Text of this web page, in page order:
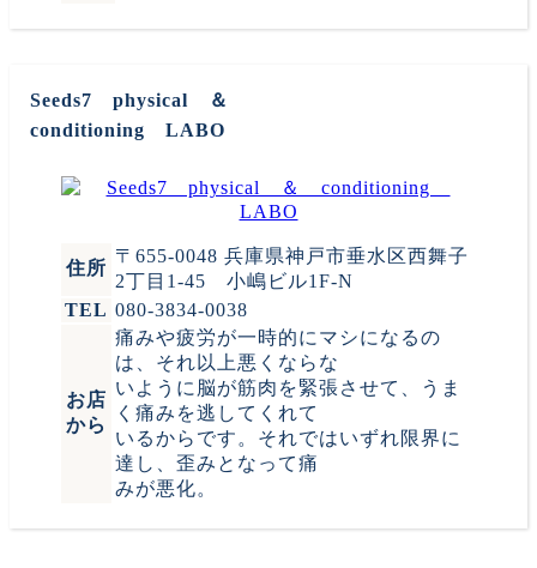
Seeds7 physical ＆
conditioning LABO
住所
〒655-0048 兵庫県神戸市垂水区西舞子
2丁目1-45 小嶋ビル1F-N
TEL 080-3834-0038
お店
から
痛みや疲労が一時的にマシになるの
は、それ以上悪くならな
いように脳が筋肉を緊張させて、うま
く痛みを逃してくれて
いるからです。それではいずれ限界に
達し、歪みとなって痛
みが悪化。